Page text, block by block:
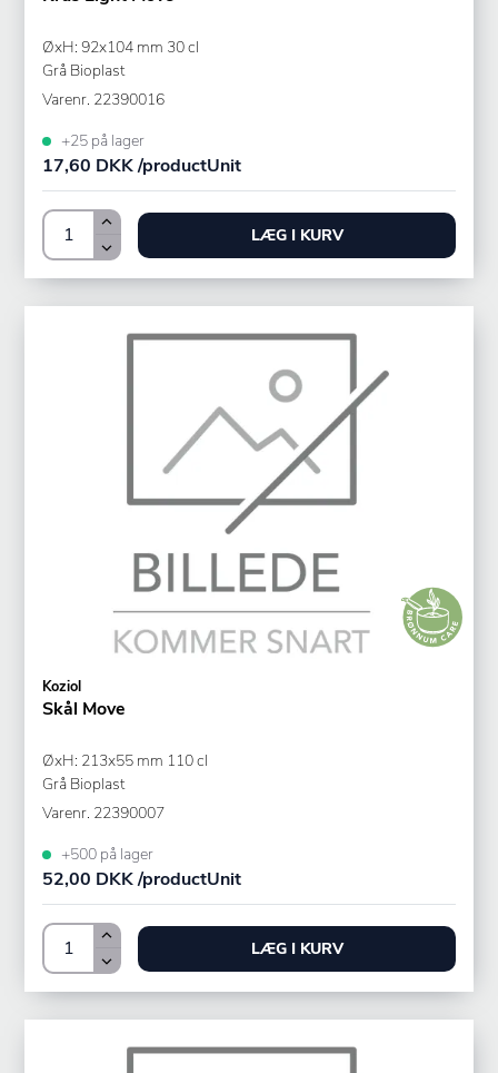
ØxH: 92x104 mm 30 cl
Grå Bioplast
Varenr. 22390016
+25 på lager
17,60 DKK /productUnit
LÆG I KURV
Koziol
Skål Move
ØxH: 213x55 mm 110 cl
Grå Bioplast
Varenr. 22390007
+500 på lager
52,00 DKK /productUnit
LÆG I KURV